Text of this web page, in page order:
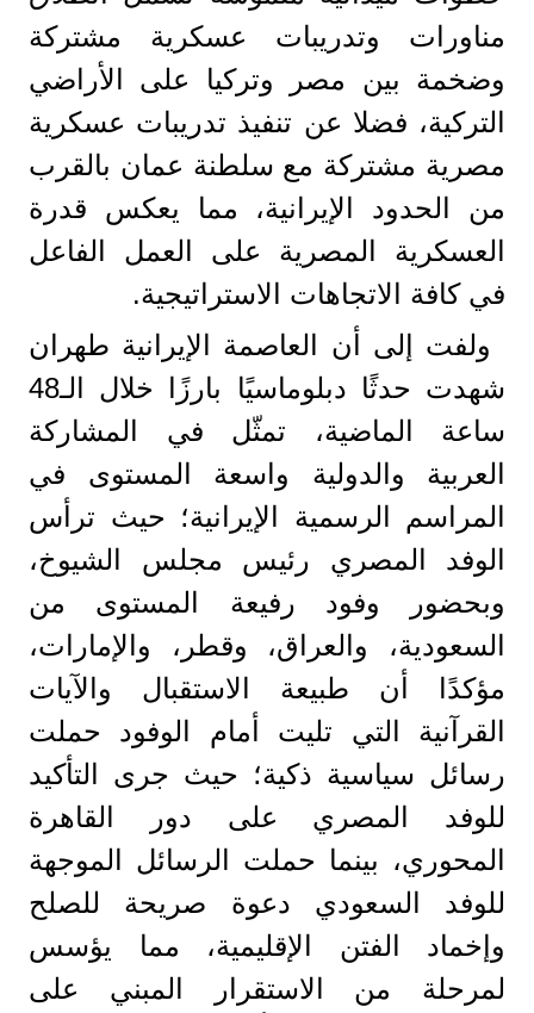
مناورات وتدريبات عسكرية مشتركة
وضخمة بين مصر وتركيا على الأراضي
التركية، فضلا عن تنفيذ تدريبات عسكرية
مصرية مشتركة مع سلطنة عمان بالقرب
من الحدود الإيرانية، مما يعكس قدرة
العسكرية المصرية على العمل الفاعل
في كافة الاتجاهات الاستراتيجية.
ولفت إلى أن العاصمة الإيرانية طهران
شهدت حدثًا دبلوماسيًا بارزًا خلال الـ48
ساعة الماضية، تمثّل في المشاركة
العربية والدولية واسعة المستوى في
المراسم الرسمية الإيرانية؛ حيث ترأس
الوفد المصري رئيس مجلس الشيوخ،
وبحضور وفود رفيعة المستوى من
السعودية، والعراق، وقطر، والإمارات،
مؤكدًا أن طبيعة الاستقبال والآيات
القرآنية التي تليت أمام الوفود حملت
رسائل سياسية ذكية؛ حيث جرى التأكيد
للوفد المصري على دور القاهرة
المحوري، بينما حملت الرسائل الموجهة
للوفد السعودي دعوة صريحة للصلح
وإخماد الفتن الإقليمية، مما يؤسس
لمرحلة من الاستقرار المبني على